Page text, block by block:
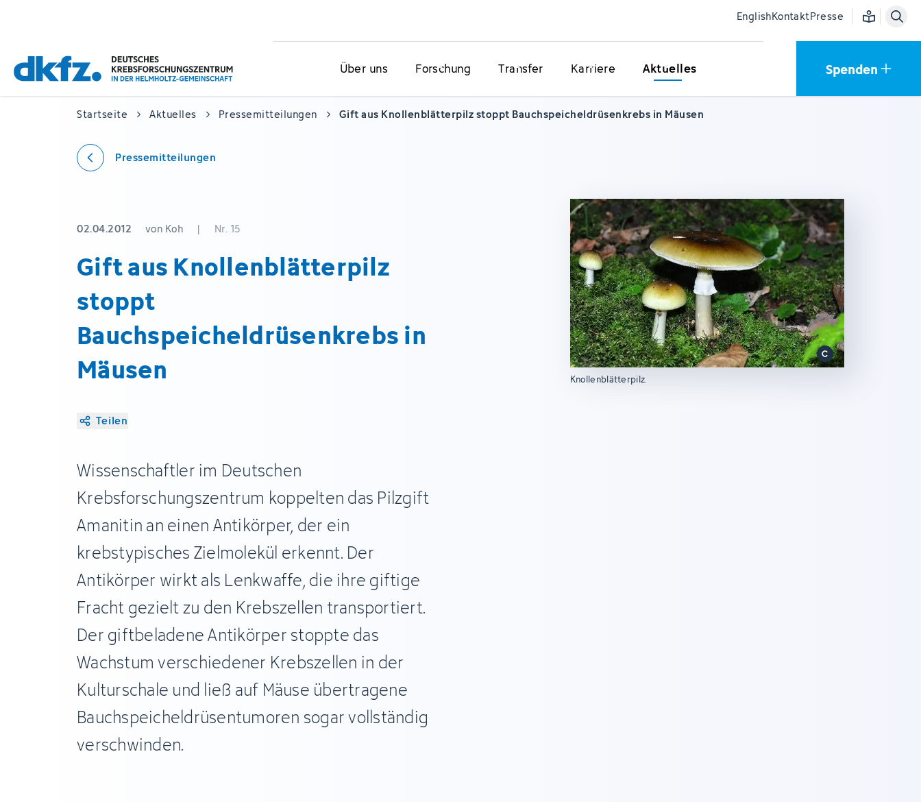
EnglishKontaktPresse Einfache
Über uns Forschung Transfer Karriere Aktuelles Spenden
Startseite Aktuelles Pressemitteilungen Gift aus Knollenblätterpilz stoppt Bauchspeicheldrüsenkrebs in Mäusen
Pressemitteilungen
02.04.2012 von Koh | Nr. 15
Gift aus Knollenblätterpilz
stoppt
Bauchspeicheldrüsenkrebs in
Mäusen
Teilen
Wissenschaftler im Deutschen
Krebsforschungszentrum koppelten das Pilzgift
Amanitin an einen Antikörper, der ein
krebstypisches Zielmolekül erkennt. Der
Antikörper wirkt als Lenkwaffe, die ihre giftige
Fracht gezielt zu den Krebszellen transportiert.
Der giftbeladene Antikörper stoppte das
Wachstum verschiedener Krebszellen in der
Kulturschale und ließ auf Mäuse übertragene
Bauchspeicheldrüsentumoren sogar vollständig
verschwinden.
Knollenblätterpilz.